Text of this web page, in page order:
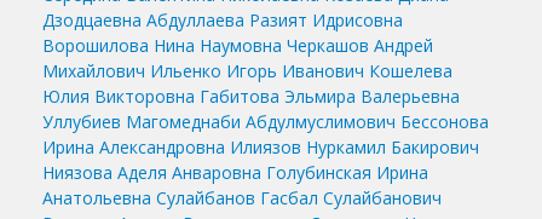
Дзодцаевна Абдуллаева Разият Идрисовна
Ворошилова Нина Наумовна Черкашов Андрей
Михайлович Ильенко Игорь Иванович Кошелева
Юлия Викторовна Габитова Эльмира Валерьевна
Уллубиев Магомеднаби Абдулмуслимович Бессонова
Ирина Александровна Илиязов Нуркамил Бакирович
Ниязова Аделя Анваровна Голубинская Ирина
Анатольевна Сулайбанов Гасбал Сулайбанович